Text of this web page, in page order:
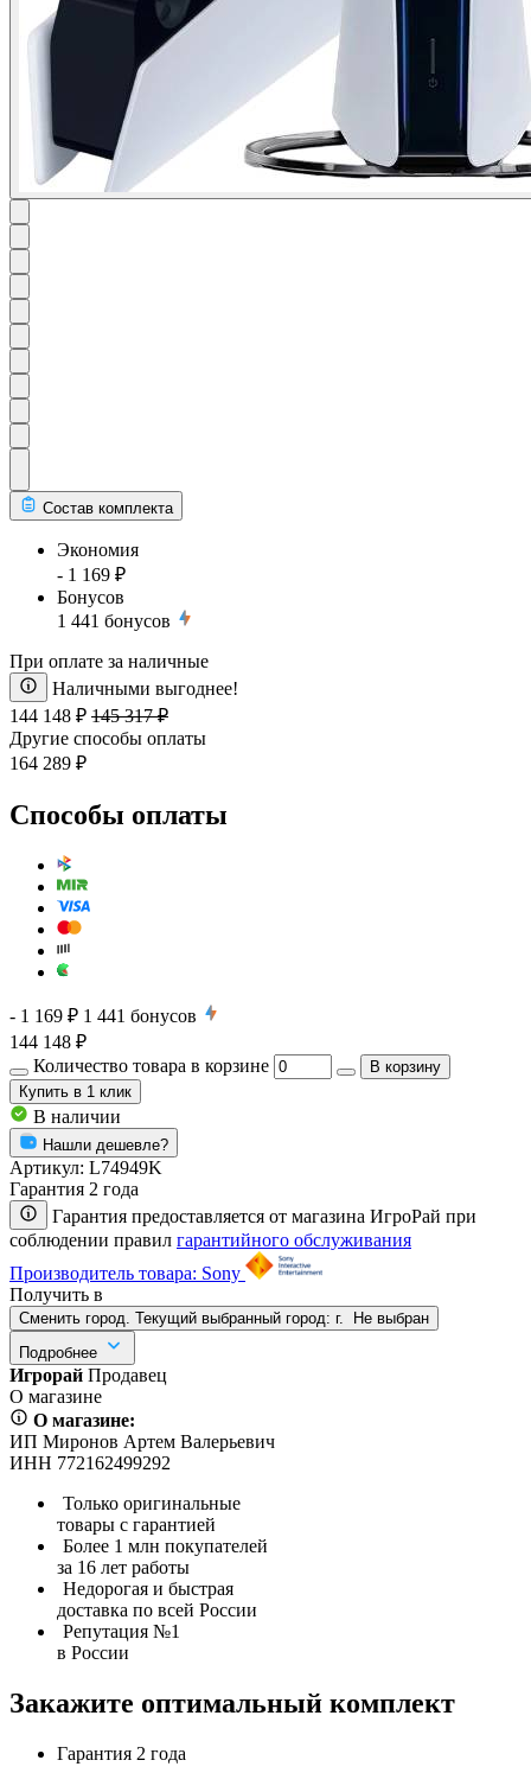
Состав комплекта
Экономия
- 1 169 ₽
Бонусов
1 441 бонусов
При оплате за наличные
Наличными выгоднее!
144 148 ₽ 145 317 ₽
Другие способы оплаты
164 289 ₽
Способы оплаты
- 1 169 ₽ 1 441 бонусов
144 148 ₽
Количество товара в корзине
В корзину
Купить в 1 клик
В наличии
Нашли дешевле?
Артикул: L74949K
Гарантия 2 года
Гарантия предоставляется от магазина ИгроРай при
соблюдении правил гарантийного обслуживания
Производитель товара: Sony
Получить в
Сменить город. Текущий выбранный город: г.
Не выбран
Подробнее
Игрорай Продавец
О магазине
О магазине:
ИП Миронов Артем Валерьевич
ИНН 772162499292
Только оригинальные
товары с гарантией
Более 1 млн покупателей
за 16 лет работы
Недорогая и быстрая
доставка по всей России
Репутация №1
в России
Закажите оптимальный комплект
Гарантия 2 года